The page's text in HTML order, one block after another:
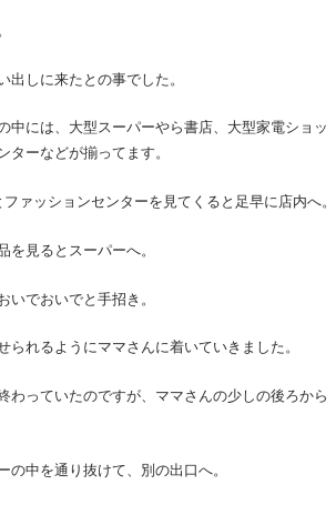
出しに来たとの事でした。
中には、大型スーパーやら書店、大型家電ショッ
ターなどが揃ってます。
ァッションセンターを見てくると足早に店内へ。
を見るとスーパーへ。
いでおいでと手招き。
られるようにママさんに着いていきました。
わっていたのですが、ママさんの少しの後ろから
の中を通り抜けて、別の出口へ。